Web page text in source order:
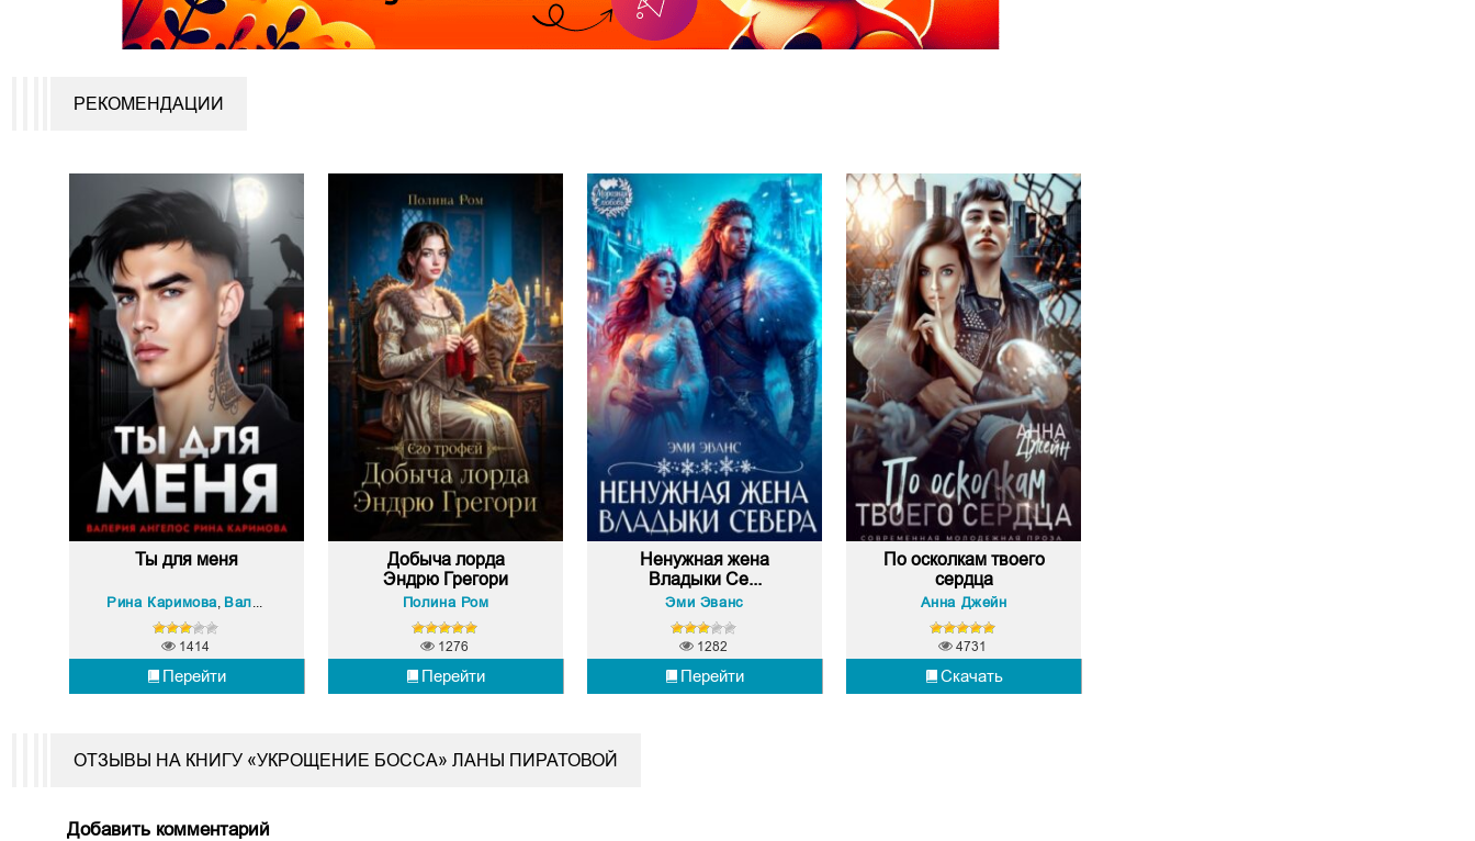
РЕКОМЕНДАЦИИ
Ты для меня
Рина Каримова, Валерия Ангелос
Перейти
1414
Добыча лорда
Эндрю Грегори
Полина Ром
Перейти
1276
Ненужная жена
Владыки Се...
Эми Эванс
Перейти
1282
По осколкам твоего
сердца
Анна Джейн
Скачать
4731
ОТЗЫВЫ НА КНИГУ «УКРОЩЕНИЕ БОССА» ЛАНЫ ПИРАТОВОЙ
Добавить комментарий